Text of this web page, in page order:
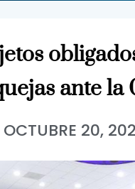
ante la
OCTUBRE 20,